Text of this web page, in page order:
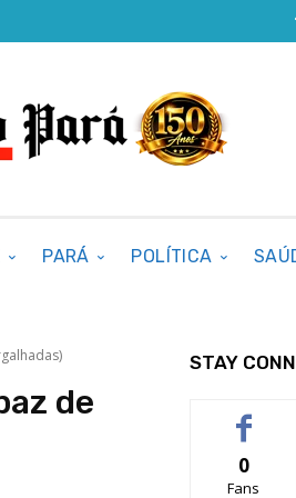
PARÁ POLÍTICA
de
STAY
0
Fans